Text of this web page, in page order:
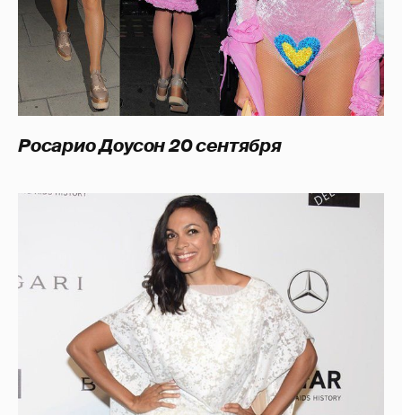
Росарио Доусон 20 сентября